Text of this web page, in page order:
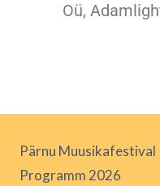
Oü,
Pärnu Muusikafestival
Programm 2026